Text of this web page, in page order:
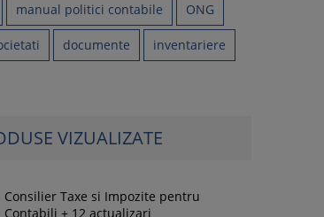
manual politici contabile ONG
documente inventariere
VIZUALIZATE
Consilier Taxe si Impozite pentru
Contabili + 12 actualizari